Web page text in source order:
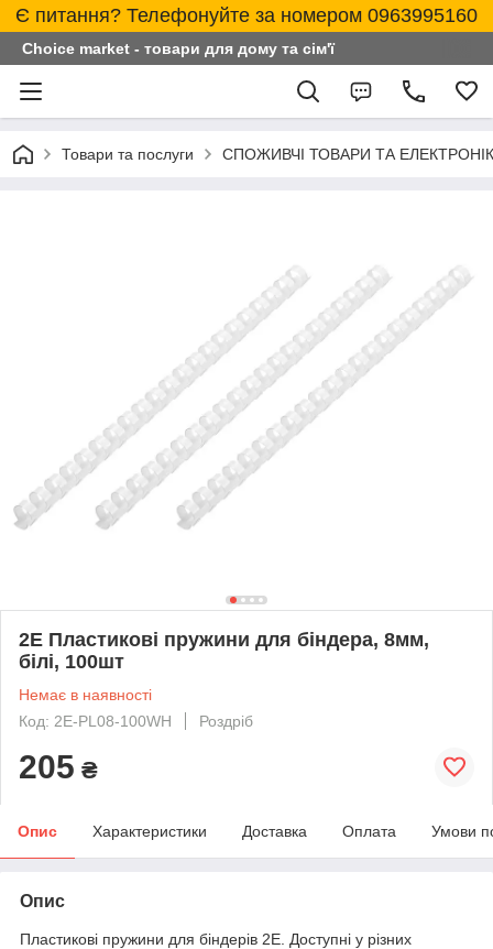
Є питання? Телефонуйте за номером 0963995160
Choice market - товари для дому та сім'ї
Товари та послуги СПОЖИВЧІ ТОВАРИ ТА
2E Пластикові пружини для біндера, 8мм,
білі, 100шт
Немає в наявності
Код: 2E-PL08-100WH
Роздріб
205 ₴
Опис Характеристики Доставка Оплата Умови
Опис
Пластикові пружини для біндерів 2E. Доступні у різних